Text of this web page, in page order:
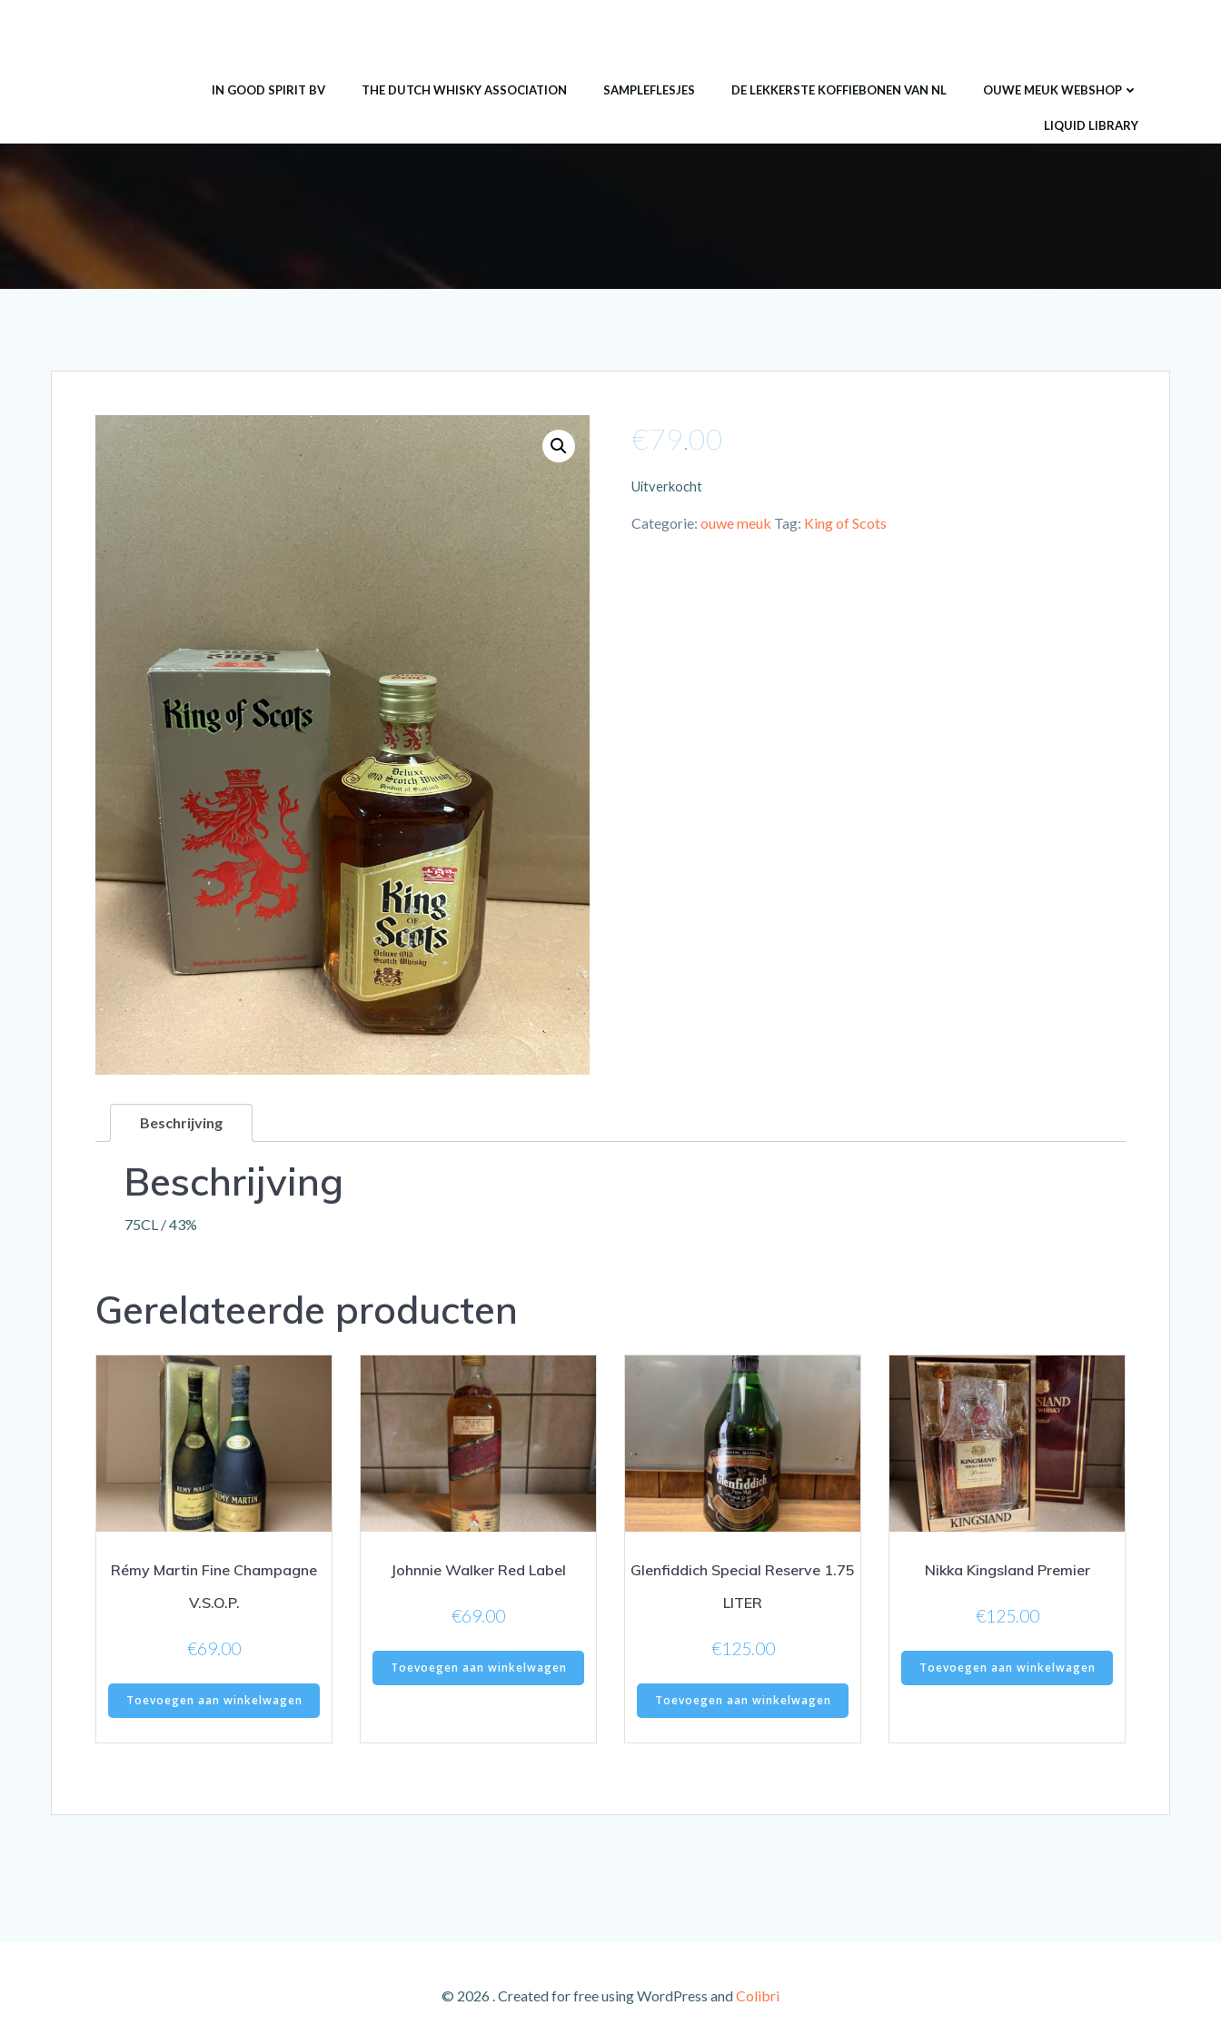
IN GOOD SPIRIT BV THE DUTCH WHISKY ASSOCIATION SAMPLEFLESJES DE LEKKERSTE KOFFIEBONEN VAN NL OUWE MEUK WEBSHOP
LIQUID LIBRARY
€79.00
Uitverkocht
Categorie: ouwe meuk Tag: King of Scots
Beschrijving
Beschrijving
75CL / 43%
Gerelateerde producten
Rémy Martin Fine Champagne
V.S.O.P.
€69.00
Toevoegen aan winkelwagen
Johnnie Walker Red Label
€69.00
Toevoegen aan winkelwagen
Glenfiddich Special Reserve 1.75
LITER
€125.00
Toevoegen aan winkelwagen
Nikka Kingsland Premier
€125.00
Toevoegen aan winkelwagen
© 2026 . Created for free using WordPress andColibri